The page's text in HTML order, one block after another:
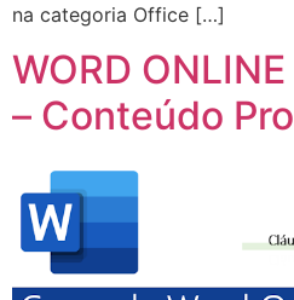
na categoria Office […]
WORD
– Conteúdo